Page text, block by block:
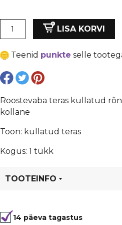
oli:
€ 0,07.
is:
€ 0,05.
Roostevaba
rõngas,
lahtine,
lm.5
kollane
kogus
LISA KORVI
Teenid punkte selle
Roostevaba teras kullatud
kollane
Toon: kullatud teras
Kogus: 1 tükk
TOOTEINFO
14 päeva tagastus